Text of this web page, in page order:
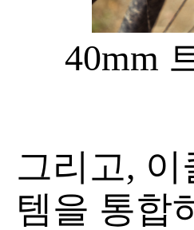
40mm
그리고,
템을 통합